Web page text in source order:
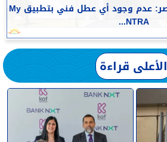
تنظيم الاتصالات في مصر: عدم وجود أي عطل فني بتطبيق My
NTRA...
الأعلى قراءة